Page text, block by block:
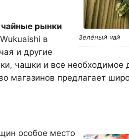
Зелёный чай
чайные рынки
в
и другие
чашки и все необходимое
предлагает
особое место